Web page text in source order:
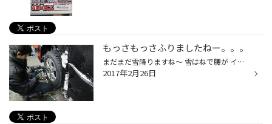
もっさもっさふりましたねー。。。
まだまだ雪降りますね～ 雪はねで腰が イターい！！！ っということで今日も大雪通り店は元気に営業しました！ 本日はオイル交換やATF交換、 バッテリー交換、さび止めコーティング タイヤ交換とありがとうございました！ みなさん！ 夏タイヤの早期予約始まっていますよ！ 今年夏タイヤのご購入の...
2017年2月26日